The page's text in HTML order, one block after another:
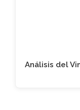
Análisis del